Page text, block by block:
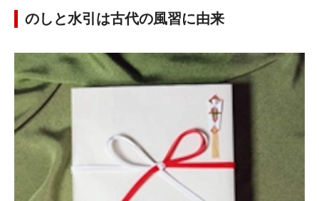
のしと水引は古代の風習に由来